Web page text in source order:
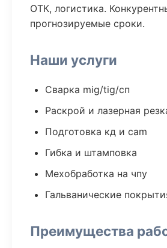
ОТК, логистика.
прогнозируемые сроки.
Наши услуги
Сварка mig/tig/сп
Раскрой и лазерная
Подготовка кд и cam
Гибка и штамповка
Мехобработка на чпу
Гальванические
Преимущества